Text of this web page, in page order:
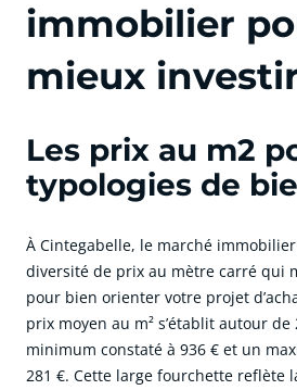
immobilier
mieux investir
Les prix au m2
typologies de
À Cintegabelle, le marché
diversité de prix au mètre carré qui
pour bien orienter votre projet
prix moyen au m² s’établit autour de
minimum constaté à 936 € et un
281 €. Cette large fourchette reflète